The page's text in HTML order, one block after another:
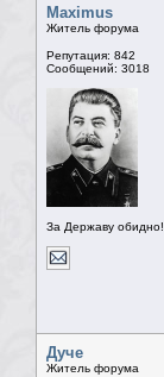
Maximus
Житель форума
Репутация: 842
Сообщений: 3018
За Державу обидно!
Дуче
Житель форума